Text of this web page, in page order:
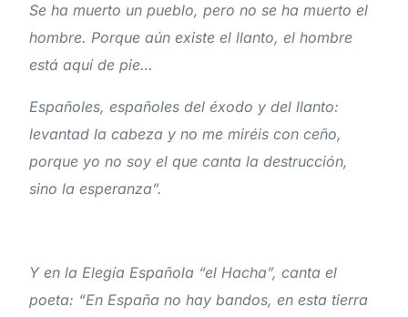
Se ha muerto un pueblo, pero no se ha muerto el
hombre. Porque aún existe el llanto, el hombre
está aquí de pie…
Españoles, españoles del éxodo y del llanto:
levantad la cabeza y no me miréis con ceño,
porque yo no soy el que canta la destrucción,
sino la esperanza”.
Y en la Elegía Española “el Hacha”, canta el
poeta: “En España no hay bandos, en esta tierra